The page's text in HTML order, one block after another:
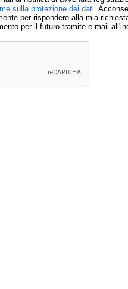
sulla protezione dei dati.
per rispondere alla mia
per il futuro tramite e-mail